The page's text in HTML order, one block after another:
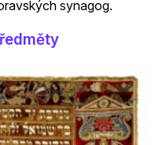
synagog.